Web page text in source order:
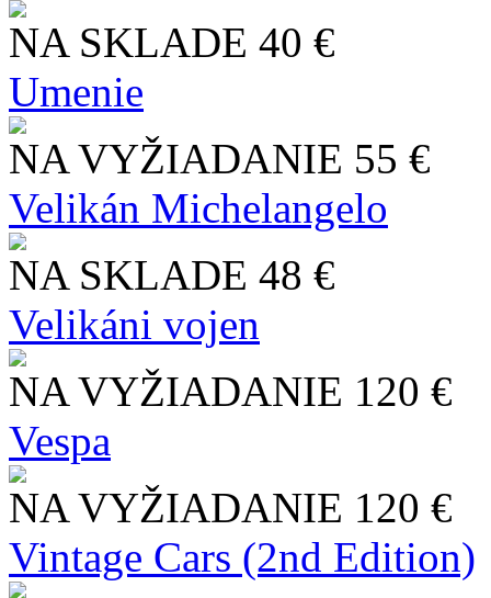
NA SKLADE 40 €
Umenie
NA VYŽIADANIE 55 €
Velikán Michelangelo
NA SKLADE 48 €
Velikáni vojen
NA VYŽIADANIE 120 €
Vespa
NA VYŽIADANIE 120 €
Vintage Cars (2nd Edition)